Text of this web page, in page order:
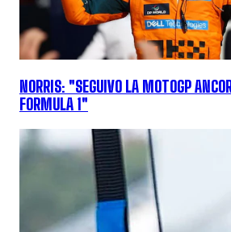
NORRIS: "SEGUIVO LA MOTOGP
FORMULA 1"